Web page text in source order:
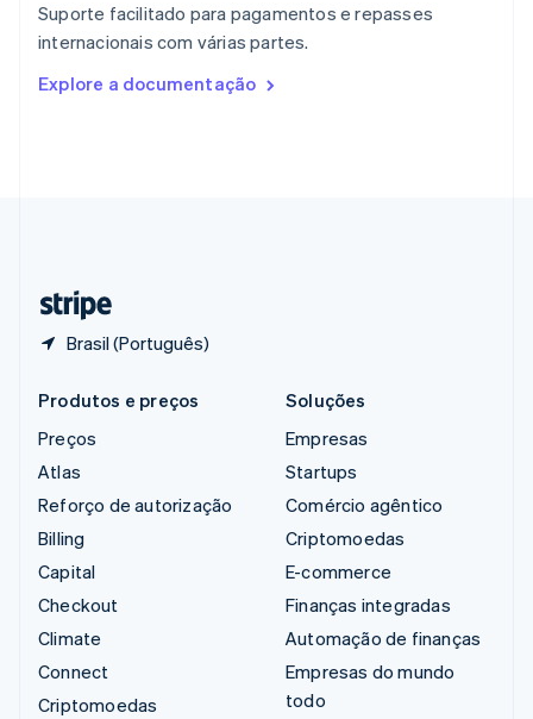
Suporte facilitado para pagamentos e repasses
internacionais com várias partes.
Explore a documentação
Brasil (Português)
República Tcheca
English
English
Produtos e preços
Preços
Atlas
Reforço de autorização
Billing
Capital
Checkout
Climate
Connect
Criptomoedas
Soluções
Empresas
Startups
Comércio agêntico
Criptomoedas
E-commerce
Finanças integradas
Automação de finanças
Empresas do mundo
todo